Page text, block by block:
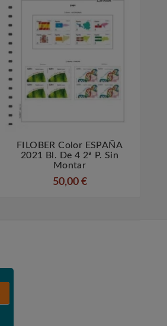
 
FILOBER Color ESPAÑA
2021 Bl. De 4 2ª P. Sin
Montar
50,00 €